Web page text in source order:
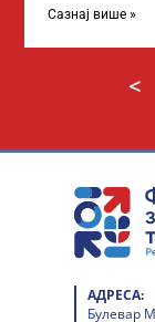
Сазнај више »
<
АДРЕСА:
Булевар